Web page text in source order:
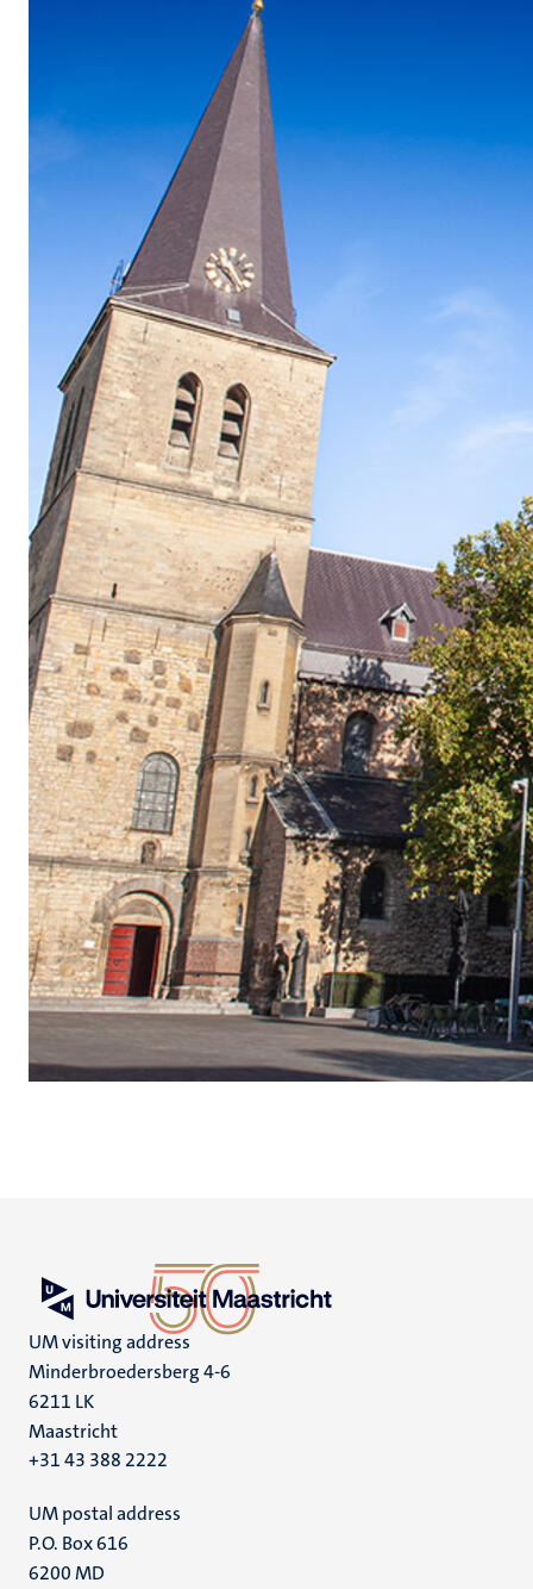
UM visiting address
Minderbroedersberg 4-6
6211 LK
Maastricht
+31 43 388 2222
UM postal address
P.O. Box 616
6200 MD